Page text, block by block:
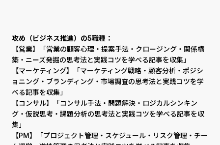
攻め（ビジネス推進）の5職種：
【営業】「営業の顧客心理・提案手法・クロージング・関係構
築・ニーズ発掘の思考法と実践コツを学べる記事を収集」
【マーケティング】「マーケティング戦略・顧客分析・ポジシ
ョニング・ブランディング・市場調査の思考法と実践コツを学
べる記事を収集」
【コンサル】「コンサル手法・問題解決・ロジカルシンキン
グ・仮説思考・課題分析の思考法と実践コツを学べる記事を収
集」
【PM】「プロジェクト管理・スケジュール・リスク管理・チー